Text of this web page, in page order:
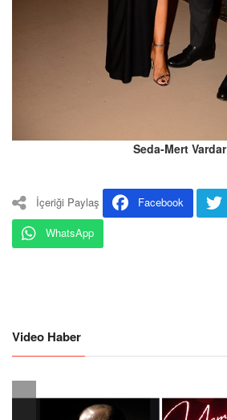
Seda-Mert Vardar
İçeriği Paylaş Facebook
WhatsApp
Video Haber